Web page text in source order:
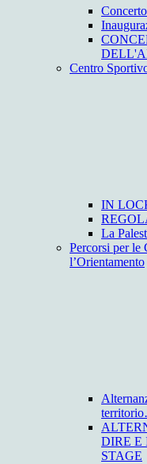
Centro
IN
La
Percorsi per le
l’Orientamento
DIRE E
STAGE